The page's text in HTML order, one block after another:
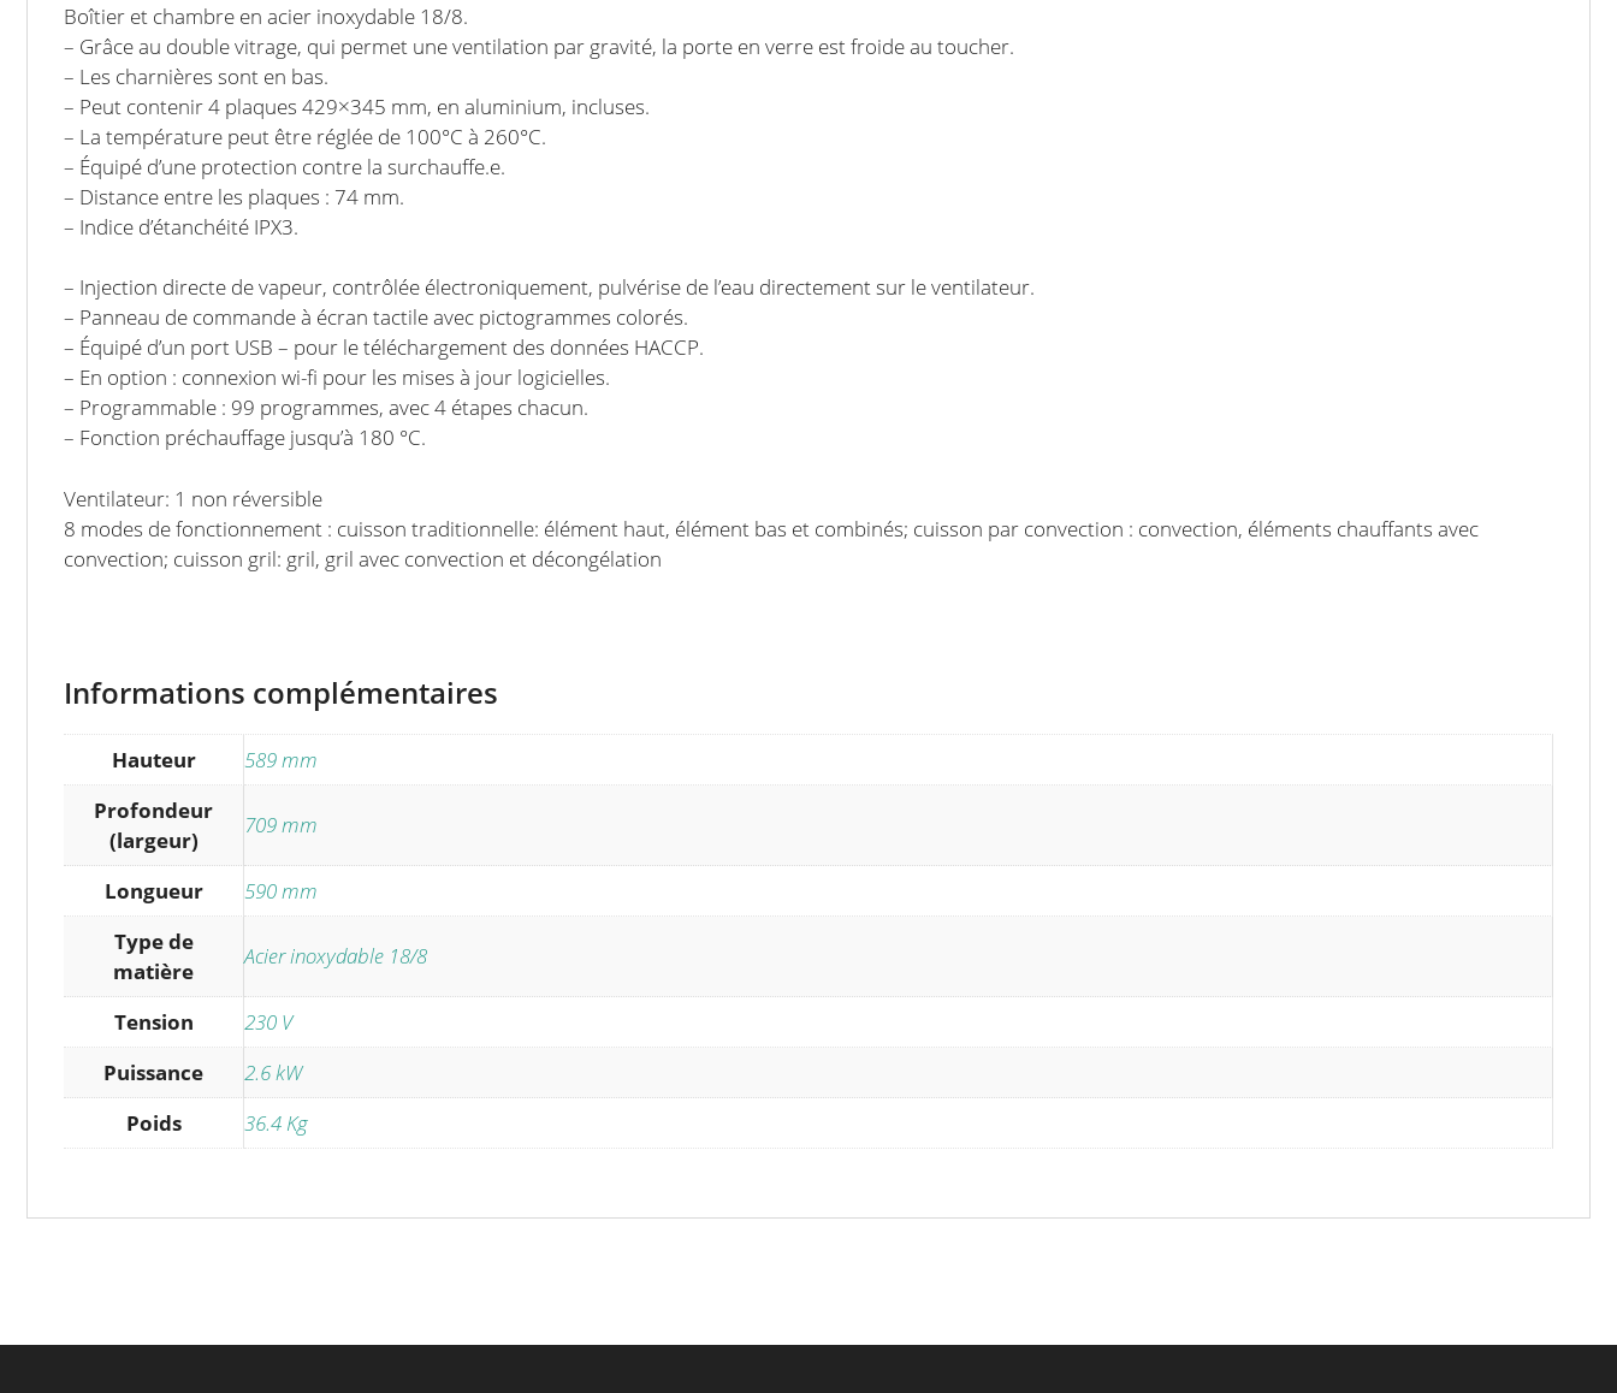
Boîtier et chambre en acier inoxydable 18/8.
– Grâce au double vitrage, qui permet une ventilation par gravité, la porte en verre est froide au toucher.
– Les charnières sont en bas.
– Peut contenir 4 plaques 429×345 mm, en aluminium, incluses.
– La température peut être réglée de 100°C à 260°C.
– Équipé d’une protection contre la surchauffe.e.
– Distance entre les plaques : 74 mm.
– Indice d’étanchéité IPX3.
– Injection directe de vapeur, contrôlée électroniquement, pulvérise de l’eau directement sur le ventilateur.
– Panneau de commande à écran tactile avec pictogrammes colorés.
– Équipé d’un port USB – pour le téléchargement des données HACCP.
– En option : connexion wi-fi pour les mises à jour logicielles.
– Programmable : 99 programmes, avec 4 étapes chacun.
– Fonction préchauffage jusqu’à 180 °C.
Ventilateur: 1 non réversible
8 modes de fonctionnement : cuisson traditionnelle: élément haut, élément bas et combinés; cuisson par convection : convection, éléments chauffants avec
convection; cuisson gril: gril, gril avec convection et décongélation
Informations complémentaires
Hauteur
589 mm
Profondeur
(largeur)
709 mm
Longueur
590 mm
Type de
matière
Acier inoxydable 18/8
Tension
230 V
Puissance
2.6 kW
Poids
36.4 Kg